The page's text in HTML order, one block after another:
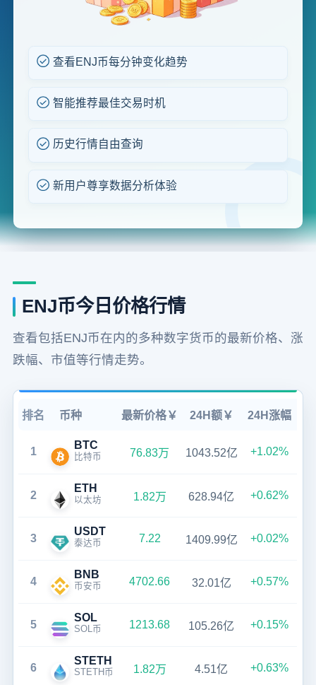
查看ENJ币每分钟变化趋势
智能推荐最佳交易时机
历史行情自由查询
新用户尊享数据分析体验
ENJ币今日价格行情
查看包括ENJ币在内的多种数字货币的最新价格、涨
跌幅、市值等行情走势。
排名 币种 最新价格￥ 24H额￥ 24H涨幅
1
BTC
比特币 76.83万 1043.52亿 +1.02%
2
ETH
以太坊 1.82万 628.94亿 +0.62%
3
USDT
泰达币 7.22 1409.99亿 +0.02%
4
BNB
币安币 4702.66 32.01亿 +0.57%
5
SOL
SOL币 1213.68 105.26亿 +0.15%
6
STETH
STETH币 1.82万 4.51亿 +0.63%